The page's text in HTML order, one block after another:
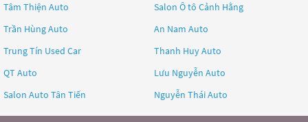
Tâm Thiện Auto
Salon Ô tô Cảnh Hằng
Trần Hùng Auto
An Nam Auto
Trung Tín Used Car
Thanh Huy Auto
QT Auto
Lưu Nguyễn Auto
Salon Auto Tân Tiến
Nguyễn Thái Auto